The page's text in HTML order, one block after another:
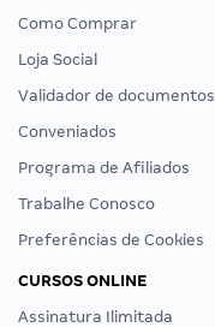
Como Comprar
Loja Social
Validador de documentos
Conveniados
Programa de Afiliados
Trabalhe Conosco
Preferências de Cookies
CURSOS ONLINE
Assinatura Ilimitada